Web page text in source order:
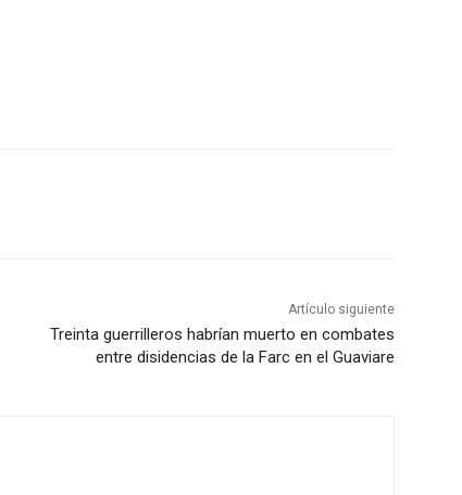
Artículo siguiente
Treinta guerrilleros habrían muerto en combates
entre disidencias de la Farc en el Guaviare